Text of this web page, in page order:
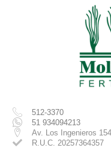
512-3370
51 934094213
Av. Los Ingenieros
R.U.C. 20257364357